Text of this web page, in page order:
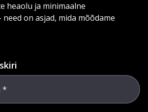
heaolu ja minimaalne
on asjad, mida mõõdame